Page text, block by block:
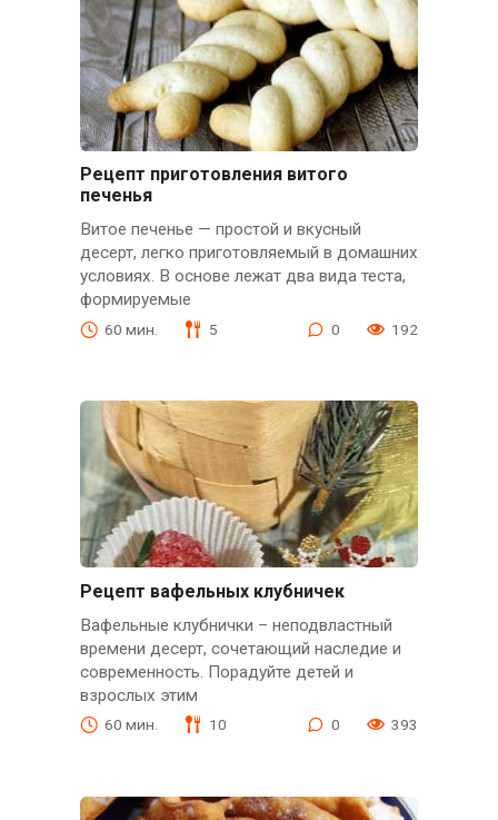
Рецепт приготовления витого
печенья
Витое печенье — простой и вкусный
десерт, легко приготовляемый в домашних
условиях. В основе лежат два вида теста,
формируемые
60 мин. 5 0 192
Рецепт вафельных клубничек
Вафельные клубнички – неподвластный
времени десерт, сочетающий наследие и
современность. Порадуйте детей и
взрослых этим
60 мин. 10 0 393